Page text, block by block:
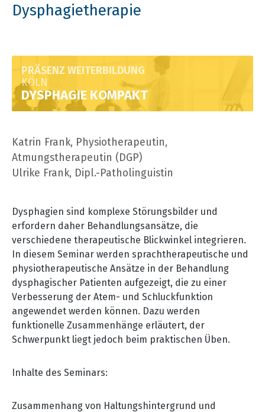
Dysphagietherapie
PRÄSENZ WEITERBILDUNG
KÖLN
DYSPHAGIE KOMPAKT
Katrin Frank, Physiotherapeutin,
Atmungstherapeutin (DGP)
Ulrike Frank, Dipl.-Patholinguistin
Dysphagien sind komplexe Störungsbilder und
erfordern daher Behandlungsansätze, die
verschiedene therapeutische Blickwinkel integrieren.
In diesem Seminar werden sprachtherapeutische und
physiotherapeutische Ansätze in der Behandlung
dysphagischer Patienten aufgezeigt, die zu einer
Verbesserung der Atem- und Schluckfunktion
angewendet werden können. Dazu werden
funktionelle Zusammenhänge erläutert, der
Schwerpunkt liegt jedoch beim praktischen Üben.
Inhalte des Seminars:
Zusammenhang von Haltungshintergrund und